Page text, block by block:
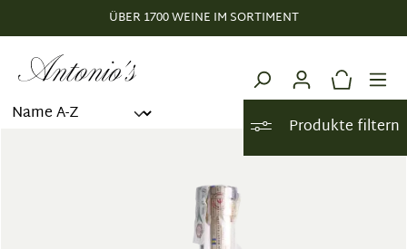
ÜBER 1700 WEINE IM SORTIMENT
Produkte filtern